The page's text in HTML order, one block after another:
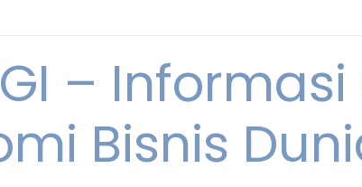
–
Bisnis